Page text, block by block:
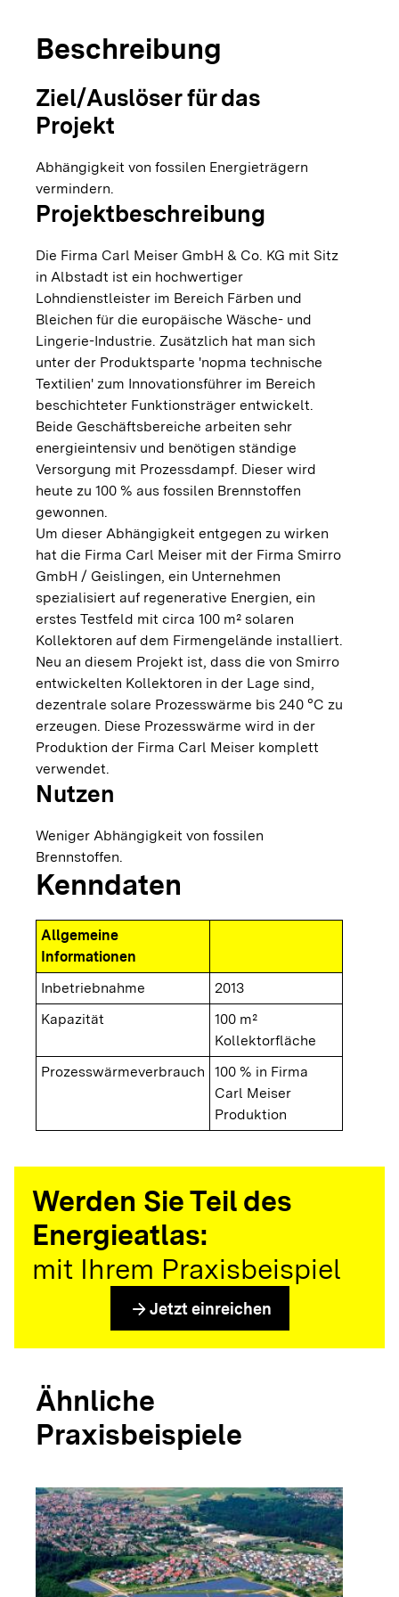
Beschreibung
Ziel/Auslöser für das
Projekt
Abhängigkeit von fossilen Energieträgern
vermindern.
Projektbeschreibung
Die Firma Carl Meiser GmbH & Co. KG mit Sitz
in Albstadt ist ein hochwertiger
Lohndienstleister im Bereich Färben und
Bleichen für die europäische Wäsche- und
Lingerie-Industrie. Zusätzlich hat man sich
unter der Produktsparte 'nopma technische
Textilien' zum Innovationsführer im Bereich
beschichteter Funktionsträger entwickelt.
Beide Geschäftsbereiche arbeiten sehr
energieintensiv und benötigen ständige
Versorgung mit Prozessdampf. Dieser wird
heute zu 100 % aus fossilen Brennstoffen
gewonnen.
Um dieser Abhängigkeit entgegen zu wirken
hat die Firma Carl Meiser mit der Firma Smirro
GmbH / Geislingen, ein Unternehmen
spezialisiert auf regenerative Energien, ein
erstes Testfeld mit circa 100 m² solaren
Kollektoren auf dem Firmengelände installiert.
Neu an diesem Projekt ist, dass die von Smirro
entwickelten Kollektoren in der Lage sind,
dezentrale solare Prozesswärme bis 240 °C zu
erzeugen. Diese Prozesswärme wird in der
Produktion der Firma Carl Meiser komplett
verwendet.
Nutzen
Weniger Abhängigkeit von fossilen
Brennstoffen.
Kenndaten
Allgemeine
Informationen
Inbetriebnahme
2013
Kapazität
100 m²
Kollektorfläche
Prozesswärmeverbrauch
100 % in Firma
Carl Meiser
Produktion
Werden Sie Teil des
Energieatlas:
mit Ihrem Praxisbeispiel
arrow_forward Jetzt einreichen
Ähnliche
Praxisbeispiele